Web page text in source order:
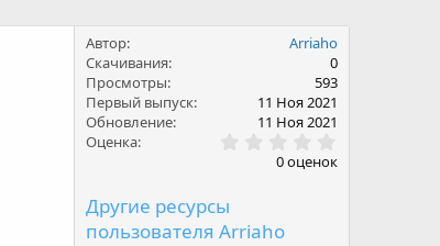
Автор
Arriaho
Скачивания
0
Просмотры
593
Первый выпуск
11 Ноя 2021
Обновление
11 Ноя 2021
Оценка
.
0
0 оценок
Другие ресурсы
пользователя Arriaho